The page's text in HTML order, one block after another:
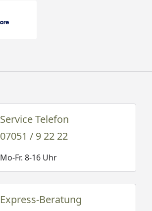
Service Telefon
07051 / 9 22 22
Mo-Fr. 8-16 Uhr
Express-Beratung